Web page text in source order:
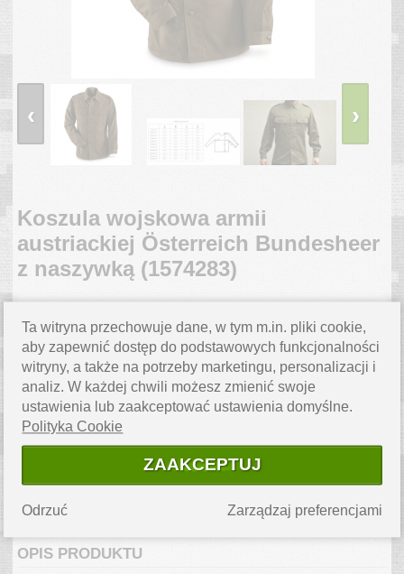
›
‹
Koszula wojskowa armii
austriackiej Österreich Bundesheer
z naszywką (1574283)
39.00 PLN
ZAPYTAJ O PRODUKT
Masz pytanie? Napisz do nas,
chętnie pomożemy.
PRODUKT
Produkt chwilowo niedostępny
powiadom mnie o dostawie.
OPIS PRODUKTU
Ta witryna przechowuje dane, w tym m.in. pliki cookie,
aby zapewnić dostęp do podstawowych funkcjonalności
witryny, a także na potrzeby marketingu, personalizacji i
analiz. W każdej chwili możesz zmienić swoje
ustawienia lub zaakceptować ustawienia domyślne.
Polityka Cookie
ZAAKCEPTUJ
Zarządzaj preferencjami
Odrzuć